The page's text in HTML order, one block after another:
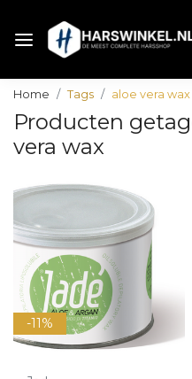
Home Tags aloe vera wax
Producten
vera wax
-11%